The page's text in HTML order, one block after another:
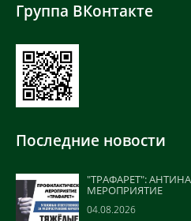
Группа ВКонтакте
Последние новости
"ТРАФАРЕТ":
МЕРОПРИЯТИЕ
04.08.2026